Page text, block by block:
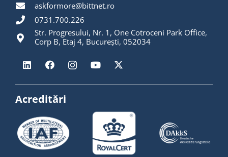
askformore@bittnet.ro
0731.700.226
Str. Progresului, Nr. 1, One Cotroceni Park Office,
Corp B, Etaj 4, București, 052034
Acreditări